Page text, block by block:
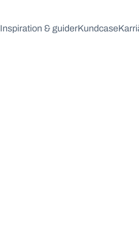
Inspiration & guiderKundcase